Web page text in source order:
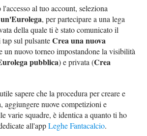
al tuo account, seleziona
, per partecipare a una lega
della quale ti è stato comunicato il
sul pulsanteCrea una nuova
un nuovo torneo impostandone la visibilità
pubblica) e privata (Crea
sapere che la procedura per creare e
aggiungere nuove competizioni e
varie squadre, è identica a quanto ti ho
all'appLeghe Fantacalcio.